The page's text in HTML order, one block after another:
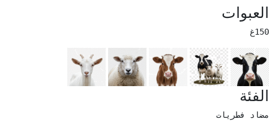
العبوات
150غ
الفئة
مضاد فطريات